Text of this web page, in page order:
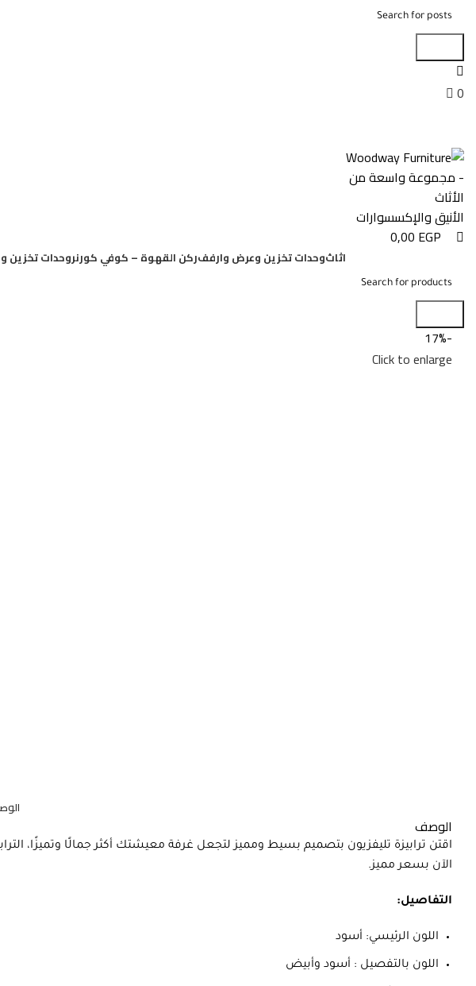
0
0,00 EGP
اثاثوحدات تخزين وعرض وارففركن القهوة – كوفي كورنروحدات تخزين
-17%
Click to enlarge
الوصف
اقتن ترابيزة تليفزيون بتصميم بسيط ومميز لتجعل غرفة معيشتك أكثر جمالًا وتميزًا،
الآن بسعر مميز.
التفاصيل:
اللون الرئيسي: أسود
اللون بالتفصيل : أسود وأبيض